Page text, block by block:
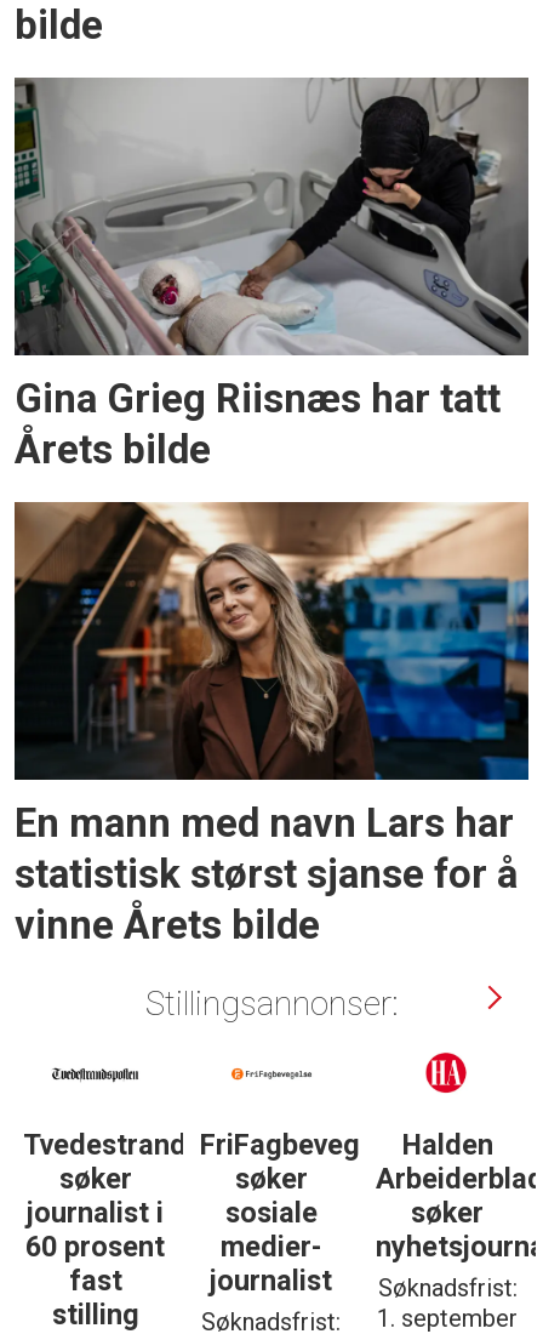
bilde
Gina Grieg Riisnæs har tatt
Årets bilde
En mann med navn Lars har
statistisk størst sjanse for å
vinne Årets bilde
Stillingsannonser:
Halden
Arbeiderblad
søker
nyhetsjournalist
Søknadsfrist:
1. september
Støttegruppa
25. juni
søker
journalist
Søknadsfrist:
19. august
Journalist
med teft
for
digitale
spor? Bli
med på å